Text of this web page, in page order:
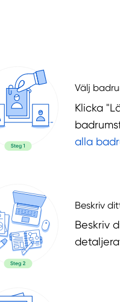
Välj
Klicka
alla
Beskriv
Beskriv